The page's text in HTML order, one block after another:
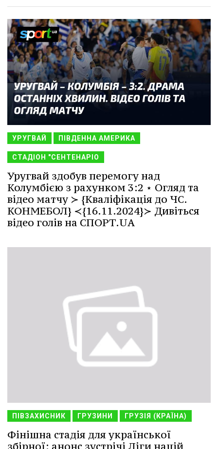
УРУГВАЙ ПІВДЕННА АМЕРИКА
СТАДІОН "СЕНТЕНАРІО
Уругвай здобув перемогу над
Колумбією з рахунком 3:2 ⋆ Огляд та
відео матчу ≻ {Кваліфікація до ЧС.
КОНМЕБОЛ} ≺{16.11.2024}≻ Дивіться
відео голів на СПОРТ.UA
ПІВЗАХИСНИК ГРУЗИНИ ГРУЗІЯ (КРАЇНА)
Фінішна стадія для української